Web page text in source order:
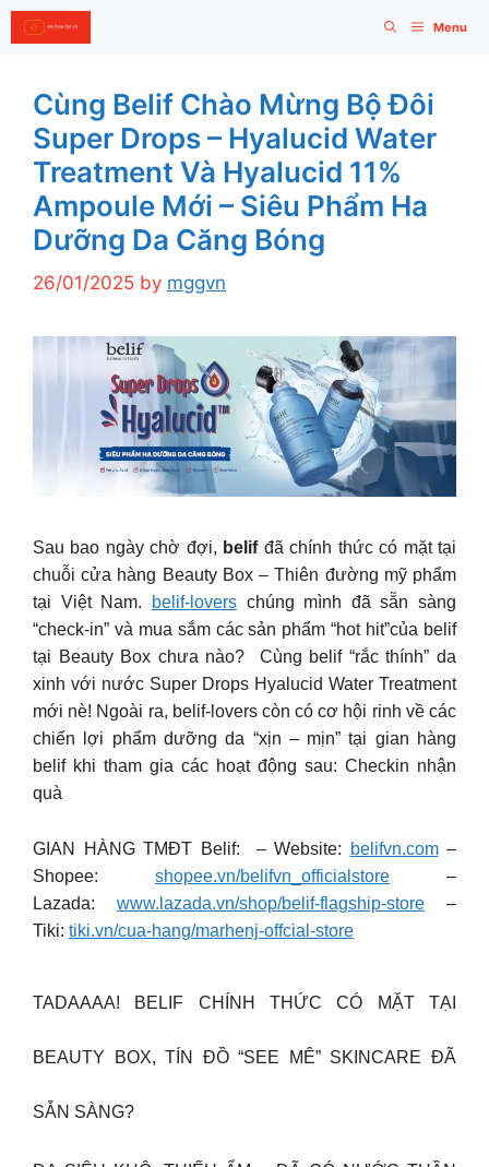
Skip
to
Menu
Cùng Belif Chào Mừng Bộ Đôi
Super Drops – Hyalucid Water
Treatment Và Hyalucid 11%
Ampoule Mới – Siêu Phẩm Ha
Dưỡng Da Căng Bóng
26/01/2025 by mggvn
Sau bao ngày chờ đợi, belifđã chính thức có mặt tại
chuỗi cửa hàng Beauty Box – Thiên đường mỹ phẩm
tại Việt Nam.
belif-loverschúng mình đã sẵn sàng
“check-in” và mua sắm các sản phẩm “hot hit”của belif
tại Beauty Box chưa nào? Cùng belif “rắc thính” da
xinh với nước Super Drops Hyalucid Water Treatment
mới nè! Ngoài ra, belif-lovers còn có cơ hội rinh về các
chiến lợi phẩm dưỡng da “xịn – mịn” tại gian hàng
belif khi tham gia các hoạt động sau: Checkin nhận
quà
GIAN HÀNG TMĐT Belif: – Website: belifvn.com–
Shopee: shopee.vn/belifvn_officialstore –
Lazada: www.lazada.vn/shop/belif-flagship-store –
Tiki: tiki.vn/cua-hang/marhenj-offcial-store
TADAAAA! BELIF CHÍNH THỨC CÓ MẶT TẠI
BEAUTY BOX, TÍN ĐỒ “SEE MÊ” SKINCARE ĐÃ
SẴN SÀNG?